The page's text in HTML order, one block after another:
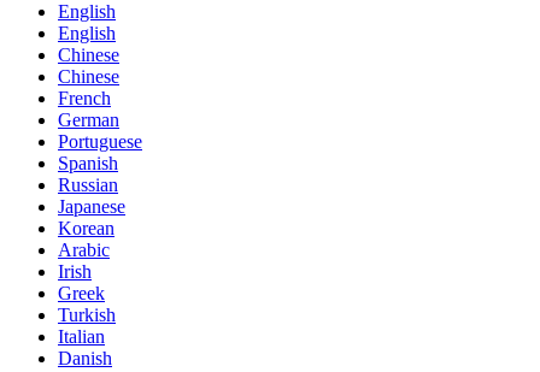
English
English
Chinese
Chinese
French
German
Portuguese
Spanish
Russian
Japanese
Korean
Arabic
Irish
Greek
Turkish
Italian
Danish